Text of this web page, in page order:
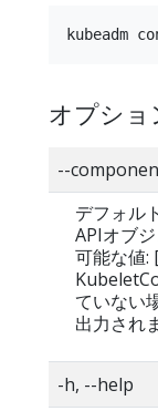
オプショ
--
デフォル
APIオブ
可能な値
ていない
出力され
-h, --help